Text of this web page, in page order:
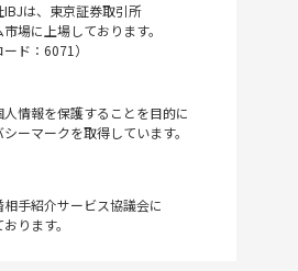
IBJは、東京証券取引所
場に上場しております。
ード：6071）
人情報を保護することを目的に
ーマークを取得しています。
相手紹介サービス協議会に
ります。